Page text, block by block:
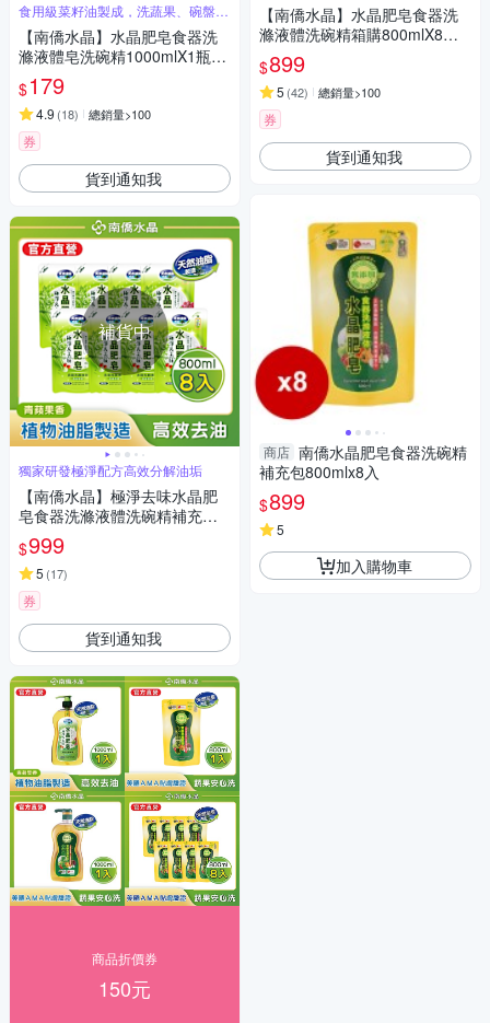
食用級菜籽油製成，洗蔬果、碗盤都
安心
【南僑水晶】水晶肥皂食器洗
滌液體皂洗碗精1000mlX1瓶
(天然成分/環境友善)
$179
4.9 (18) 總銷量>100
券
貨到通知我
補貨中
獨家研發極淨配方高效分解油垢
【南僑水晶】極淨去味水晶肥
皂食器洗滌液體洗碗精補充包8
00mlX8包(天然成分/環境友善)
$999
5 (17)
券
貨到通知我
商品折價券
150元
【南僑水晶】水晶肥皂食器洗
滌液體洗碗精箱購800mlX8補
充包
$899
5 (42) 總銷量>100
券
貨到通知我
商店 南僑水晶肥皂食器洗碗精
補充包800mlx8入
$899
5
加入購物車